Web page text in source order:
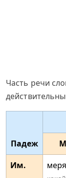
Часть речи
Падеж
Им.